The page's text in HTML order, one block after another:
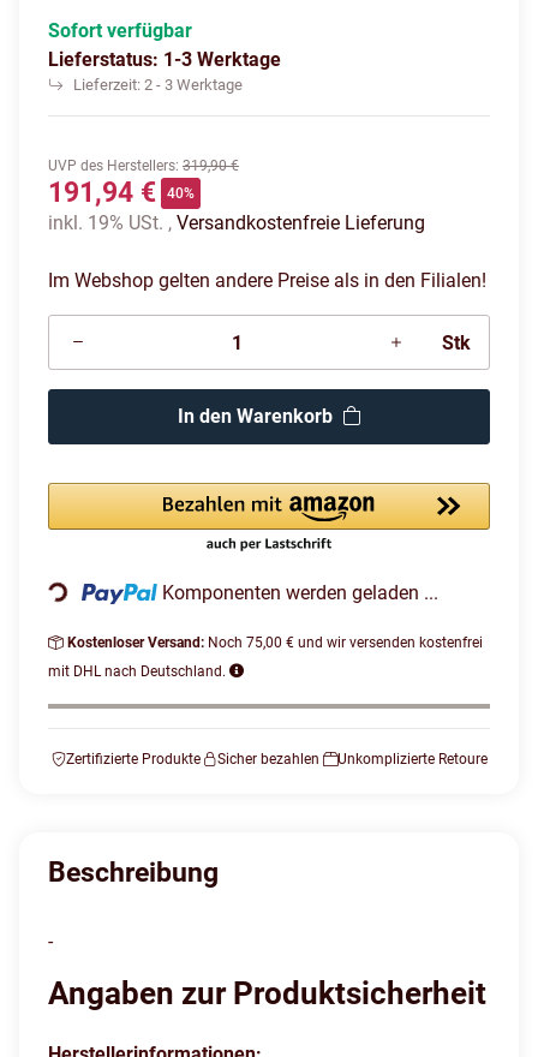
Sofort verfügbar
Lieferstatus: 1-3 Werktage
Lieferzeit: 2 - 3 Werktage
UVP des Herstellers: 319,90 €
191,94 € 40%
inkl. 19% USt. , Versandkostenfreie Lieferung
Im Webshop gelten andere Preise als in den Filialen!
Stk
In den Warenkorb
Loading... Komponenten werden geladen ...
Kostenloser Versand: Noch 75,00 € und wir versenden kostenfrei
mit DHL nach Deutschland.
Zertifizierte Produkte Sicher bezahlen Unkomplizierte Retoure
Beschreibung
-
Angaben zur Produktsicherheit